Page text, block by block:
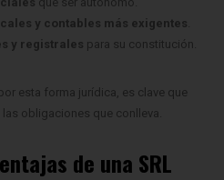
y contables más exigentes
y registrales para su constitución.
esta forma jurídica, es clave que
obligaciones que conlleva.
de una SRL